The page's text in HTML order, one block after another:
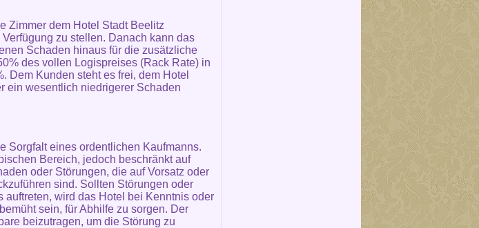
Zimmer dem Hotel Stadt Beelitz
zu stellen. Danach kann das
Schaden hinaus für die zusätzliche
des vollen Logispreises (Rack Rate) in
Dem Kunden steht es frei, dem Hotel
ein wesentlich niedrigerer Schaden
Sorgfalt eines ordentlichen Kaufmanns.
Bereich, jedoch beschränkt auf
oder Störungen, die auf Vorsatz oder
sind. Sollten Störungen oder
auftreten, wird das Hotel bei Kenntnis oder
sein, für Abhilfe zu sorgen. Der
beizutragen, um die Störung zu